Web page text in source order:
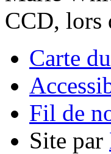
CCD, lors
Carte
Fil de
Site par